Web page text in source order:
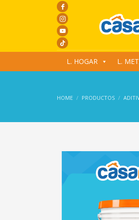
L. HOGAR L.
HOME PRODUCTOS